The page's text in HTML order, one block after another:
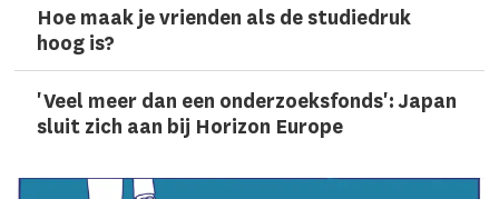
Hoe maak je vrienden als de studiedruk
hoog is?
'Veel meer dan een onderzoeks­fonds': Japan
sluit zich aan bij Horizon Europe